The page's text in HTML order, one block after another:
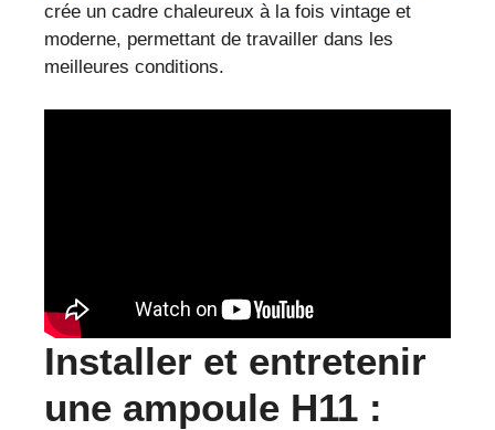
crée un cadre chaleureux à la fois vintage et
moderne, permettant de travailler dans les
meilleures conditions.
Installer et entretenir
une ampoule H11 :